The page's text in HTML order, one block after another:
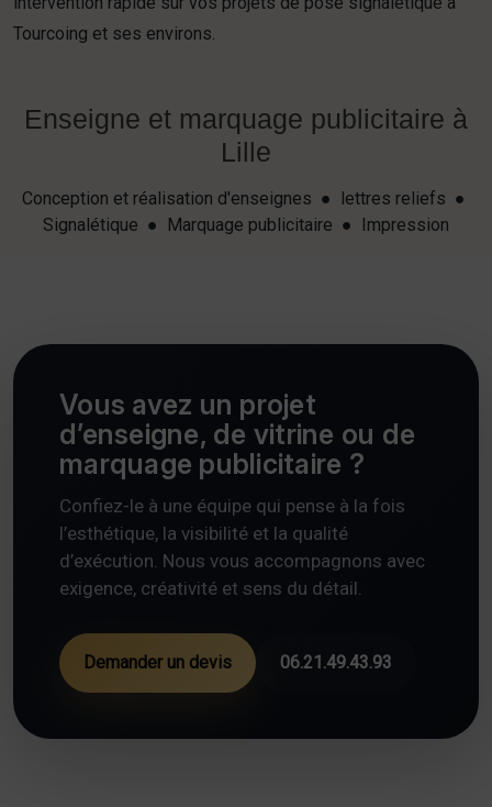
Tourcoing et ses environs.
Enseigne et marquage publicitaire à
Lille
Conception et réalisation d'enseignes ● lettres reliefs ●
Signalétique ● Marquage publicitaire ● Impression
Vous avez un projet
d’enseigne, de vitrine ou de
marquage publicitaire ?
Confiez-le à une équipe qui pense à la fois
l’esthétique, la visibilité et la qualité
d’exécution. Nous vous accompagnons avec
exigence, créativité et sens du détail.
Demander un devis 06.21.49.43.93